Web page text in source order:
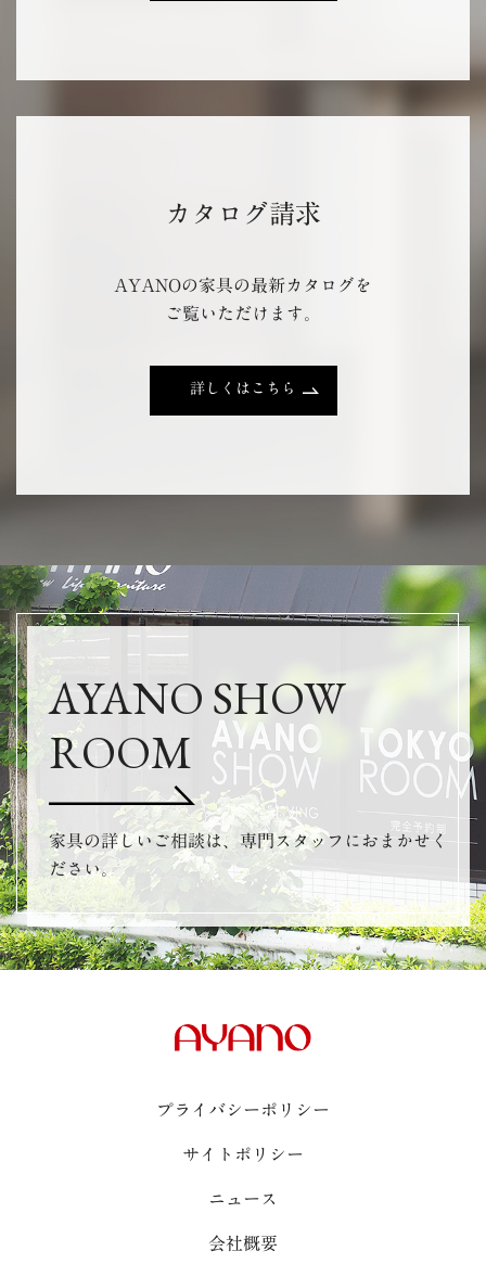
カタログ請求
AYANOの家具の最新カタログを
ご覧いただけます。
詳しくはこちら
AYANO SHOW
ROOM
家具の詳しいご相談は、専門スタッフにおまかせく
ださい。
プライバシーポリシー
サイトポリシー
ニュース
会社概要